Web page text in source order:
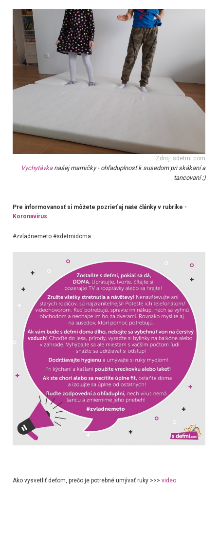
Zdroj: sdetmi.com
Vychytávkanašej mamičky - ohľaduplnosť k susedom pri skákaní a
tancovaní :)
Pre informovanosť si môžete pozrieť aj naše články v rubrike -
Koronavírus
#zvladnemeto #sdetmidoma
Ako vysvetliť deťom, prečo je potrebné umývať ruky >>> video.